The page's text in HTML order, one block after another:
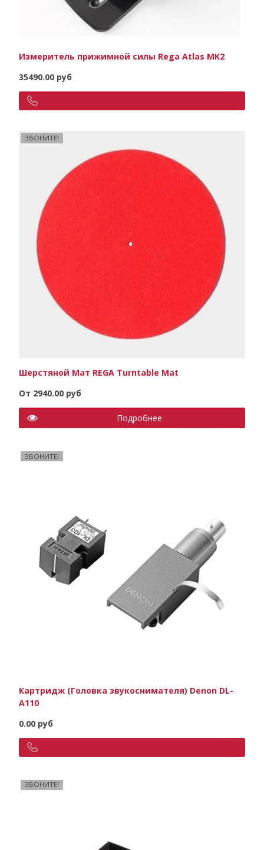
Измеритель прижимной силы Rega Atlas MK2
35490.00 руб
ЗВОНИТЕ!
Шерстяной Мат REGA Turntable Mat
От 2940.00 руб
Подробнее
ЗВОНИТЕ!
Картридж (Головка звукоснимателя) Denon DL-
A110
0.00 руб
ЗВОНИТЕ!